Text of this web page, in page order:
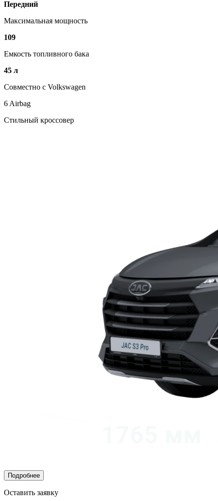
Передний
Максимальная мощность
109
Емкость топливного бака
45 л
Совместно с Volkswagen
6 Airbag
Стильный кроссовер
Подробнее
Оставить заявку